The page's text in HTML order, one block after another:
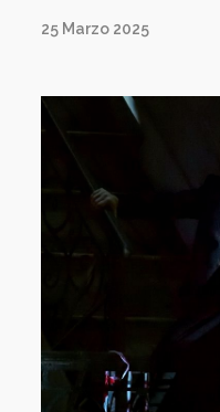
25 Marzo 2025